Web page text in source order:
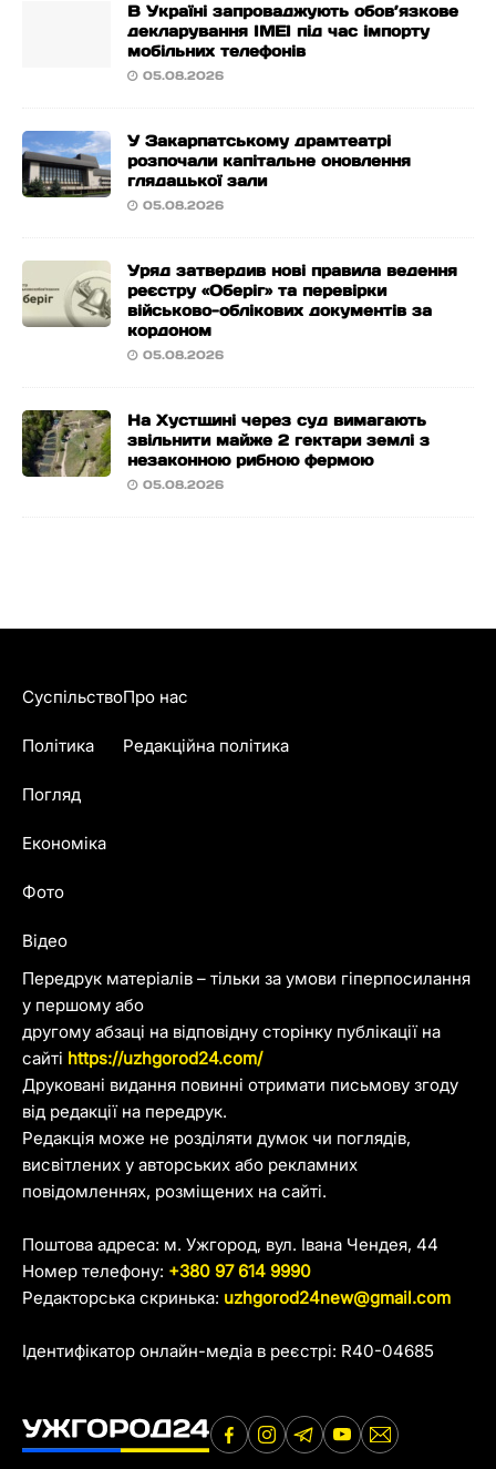
В Україні запроваджують обов’язкове
декларування IMEI під час імпорту
мобільних телефонів
05.08.2026
У Закарпатському драмтеатрі
розпочали капітальне оновлення
глядацької зали
05.08.2026
Уряд затвердив нові правила ведення
реєстру «Оберіг» та перевірки
військово-облікових документів за
кордоном
05.08.2026
На Хустщині через суд вимагають
звільнити майже 2 гектари землі з
незаконною рибною фермою
05.08.2026
Передрук матеріалів – тільки за умови гіперпосилання
у першому або
другому абзаці на відповідну сторінку публікації на
сайті https://uzhgorod24.com/
Друковані видання повинні отримати письмову згоду
від редакції на передрук.
Редакція може не розділяти думок чи поглядів,
висвітлених у авторських або рекламних
повідомленнях, розміщених на сайті.
Поштова адреса: м. Ужгород, вул. Івана Чендея, 44
Номер телефону: +380 97 614 9990
Редакторська скринька: uzhgorod24new@gmail.com
Ідентифікатор онлайн-медіа в реєстрі: R40-04685
Суспільство
Політика
Погляд
Економіка
Фото
Відео
Про нас
Редакційна політика